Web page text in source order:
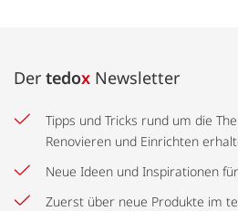
Der tedox Newsletter
Tipps und Tricks rund um die
Renovieren und Einrichten
Neue Ideen und Inspirationen
Zuerst über neue Produkte im